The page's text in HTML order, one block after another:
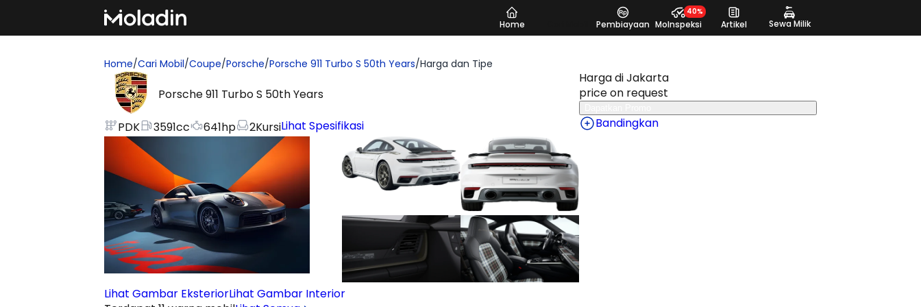
Home Pembiayaan MoInspeksi
40%
Artikel Sewa Milik
Home/Cari Mobil/Coupe/Porsche/Porsche 911 Turbo S 50th Years/Harga dan Tipe
Porsche 911 Turbo S 50th Years
PDK 3591cc 641hp 2KursiLihat Spesifikasi
Lihat Gambar EksteriorLihat Gambar Interior
Harga di Jakarta
price on request
Bandingkan